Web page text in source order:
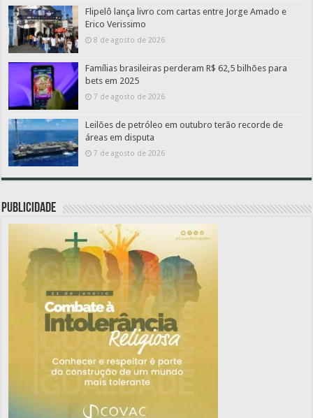
Flipelô lança livro com cartas entre Jorge Amado e
Erico Verissimo
8 de agosto de 2026
Famílias brasileiras perderam R$ 62,5 bilhões para
bets em 2025
7 de agosto de 2026
Leilões de petróleo em outubro terão recorde de
áreas em disputa
7 de agosto de 2026
PUBLICIDADE